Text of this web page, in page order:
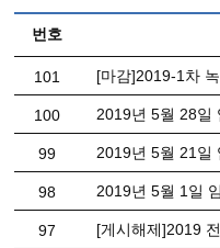
번호
101 [마감]2019-1차
100 2019년 5월 28일
99 2019년 5월 21일
98 2019년 5월 1일
97 [게시해제]2019